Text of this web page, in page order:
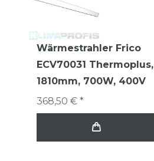
Wärmestrahler Frico
ECV70031 Thermoplus,
1810mm, 700W, 400V
368,50 € *